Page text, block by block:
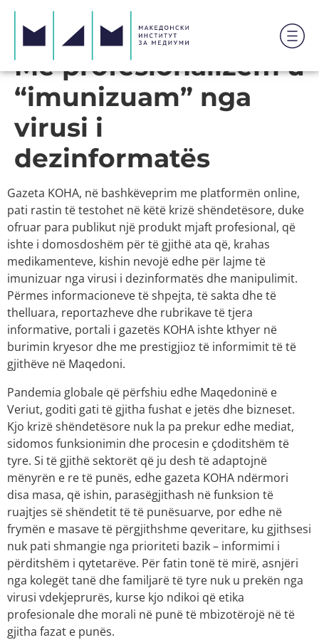
Me profesionalizëm u
“imunizuam” nga
virusi i
dezinformatës
Gazeta KOHA, në bashkëveprim me platformën online,
pati rastin të testohet në këtë krizë shëndetësore, duke
ofruar para publikut një produkt mjaft profesional, që
ishte i domosdoshëm për të gjithë ata që, krahas
medikamenteve, kishin nevojë edhe për lajme të
imunizuar nga virusi i dezinformatës dhe manipulimit.
Përmes informacioneve të shpejta, të sakta dhe të
thelluara, reportazheve dhe rubrikave të tjera
informative, portali i gazetës KOHA ishte kthyer në
burimin kryesor dhe me prestigjioz të informimit të të
gjithëve në Maqedoni.
Pandemia globale që përfshiu edhe Maqedoninë e
Veriut, goditi gati të gjitha fushat e jetës dhe bizneset.
Kjo krizë shëndetësore nuk la pa prekur edhe mediat,
sidomos funksionimin dhe procesin e çdoditshëm të
tyre. Si të gjithë sektorët që ju desh të adaptojnë
mënyrën e re të punës, edhe gazeta KOHA ndërmori
disa masa, që ishin, parasëgjithash në funksion të
ruajtjes së shëndetit të të punësuarve, por edhe në
frymën e masave të përgjithshme qeveritare, ku gjithsesi
nuk pati shmangie nga prioriteti bazik – informimi i
përditshëm i qytetarëve. Për fatin tonë të mirë, asnjëri
nga kolegët tanë dhe familjarë të tyre nuk u prekën nga
virusi vdekjeprurës, kurse kjo ndikoi që etika
profesionale dhe morali në punë të mbizotërojë në të
gjitha fazat e punës.